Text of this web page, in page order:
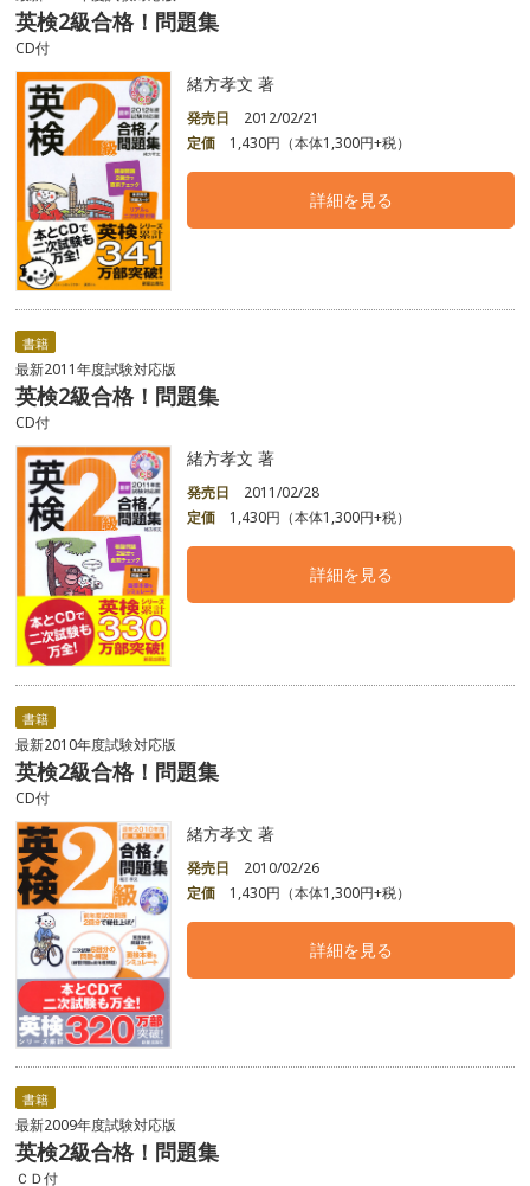
英検2級合格！問題集
CD付
緒方孝文 著
発売日
2012/02/21
定価
1,430円（本体1,300円+税）
詳細を見る
書籍
最新2011年度試験対応版
英検2級合格！問題集
CD付
緒方孝文 著
発売日
2011/02/28
定価
1,430円（本体1,300円+税）
詳細を見る
書籍
最新2010年度試験対応版
英検2級合格！問題集
CD付
緒方孝文 著
発売日
2010/02/26
定価
1,430円（本体1,300円+税）
詳細を見る
書籍
最新2009年度試験対応版
英検2級合格！問題集
ＣＤ付